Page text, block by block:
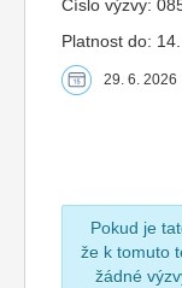
Číslo výzvy:
Platnost do:
29. 6. 2026
Pokud je
že k tomuto
žádné